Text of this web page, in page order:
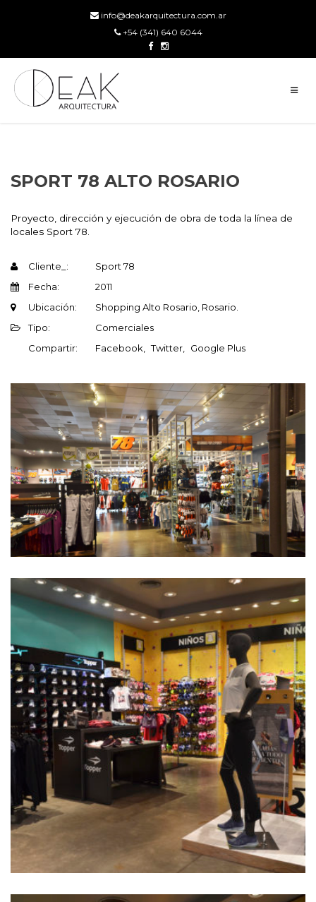
info@deakarquitectura.com.ar
+54 (341) 640 6044
SPORT 78 ALTO ROSARIO
Proyecto, dirección y ejecución de obra de toda la línea de
locales Sport 78.
Cliente_:
Sport 78
Fecha:
2011
Ubicación:
Shopping Alto Rosario, Rosario.
Tipo:
Comerciales
Compartir:
Facebook Twitter Google Plus